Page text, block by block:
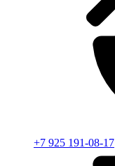
+7 925 191-08-17